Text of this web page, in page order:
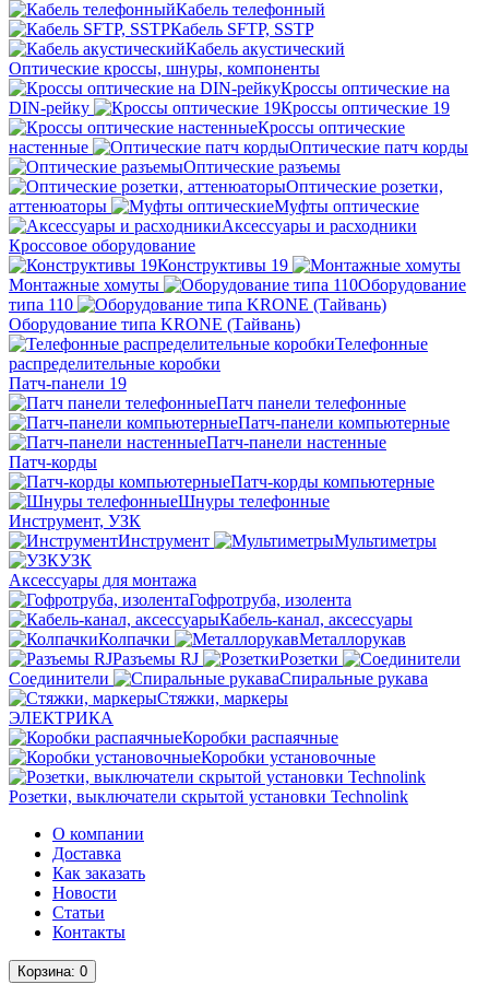
Кабель телефонный
Кабель SFTP, SSTP
Кабель акустический
Оптические кроссы, шнуры, компоненты
Кроссы оптические на
DIN-рейку
Кроссы оптические 19
Кроссы оптические
настенные
Оптические патч корды
Оптические разъемы
Оптические розетки,
аттенюаторы
Муфты оптические
Аксессуары и расходники
Кроссовое оборудование
Конструктивы 19
Монтажные хомуты
Оборудование
типа 110
Оборудование типа KRONE (Тайвань)
Телефонные
распределительные коробки
Патч-панели 19
Патч панели телефонные
Патч-панели компьютерные
Патч-панели настенные
Патч-корды
Патч-корды компьютерные
Шнуры телефонные
Инструмент, УЗК
Инструмент
Мультиметры
УЗК
Аксессуары для монтажа
Гофротруба, изолента
Кабель-канал, аксессуары
Колпачки
Металлорукав
Разъемы RJ
Розетки
Соединители
Спиральные рукава
Стяжки, маркеры
ЭЛЕКТРИКА
Коробки распаячные
Коробки установочные
Розетки, выключатели скрытой установки Technolink
О компании
Доставка
Как заказать
Новости
Статьи
Контакты
Корзина: 0